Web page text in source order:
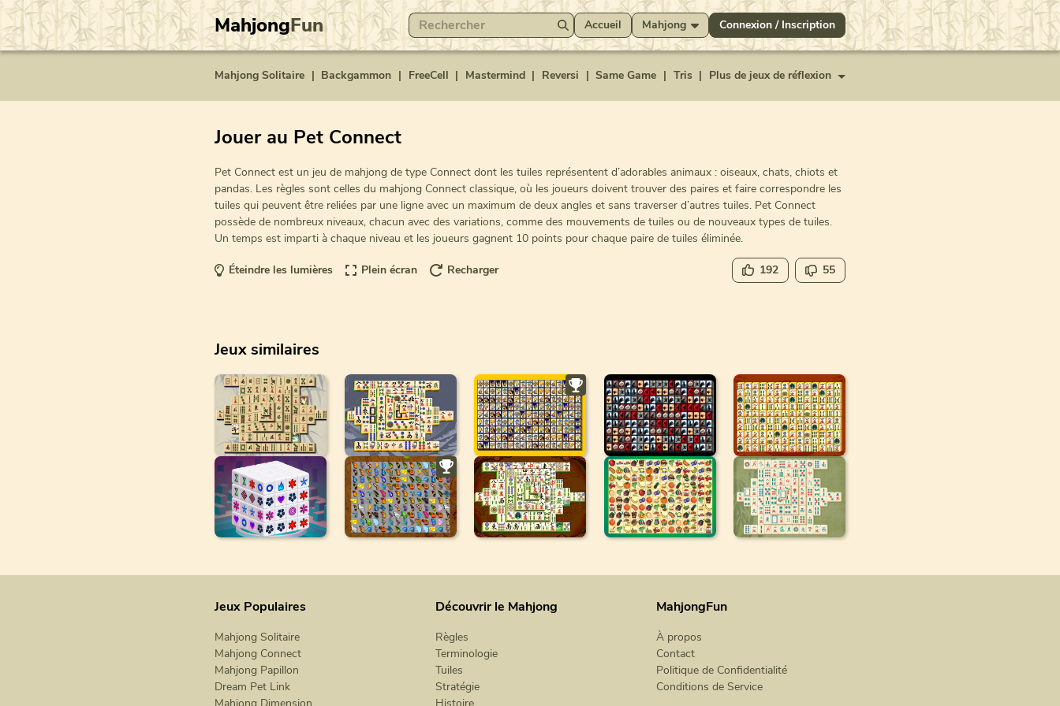
MahjongFun Accueil Mahjong Connexion / Inscription
Mahjong Solitaire | Backgammon | FreeCell | Mastermind | Reversi | Same Game | Tris | Plus de jeux de réflexion
Jouer au Pet Connect
Pet Connect est un jeu de mahjong de type Connect dont les tuiles représentent d’adorables animaux : oiseaux, chats, chiots et
pandas. Les règles sont celles du mahjong Connect classique, où les joueurs doivent trouver des paires et faire correspondre les
tuiles qui peuvent être reliées par une ligne avec un maximum de deux angles et sans traverser d’autres tuiles. Pet Connect
possède de nombreux niveaux, chacun avec des variations, comme des mouvements de tuiles ou de nouveaux types de tuiles.
Un temps est imparti à chaque niveau et les joueurs gagnent 10 points pour chaque paire de tuiles éliminée.
Éteindre les lumières Plein écran Recharger 192 55
Jeux similaires
Jeux Populaires
Mahjong Solitaire
Mahjong Connect
Mahjong Papillon
Dream Pet Link
Découvrir le Mahjong
Règles
Terminologie
Tuiles
Stratégie
MahjongFun
À propos
Contact
Politique de Confidentialité
Conditions de Service